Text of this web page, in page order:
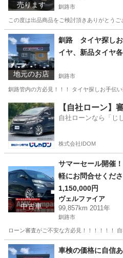
売ります 釧路市
この度は出品商品をご検討頂きありが
北海道 釧路市 タイヤ、ホイール
地元のお店
釧路 タイヤ探し
イヤ、新品タイヤ
釧路市
釧路管内の方必見！！！ タイヤ探しお手
北海道 釧路市 その他 北海道
【自社ローン】
自社ローンなら「じ
株式会社IDOM
中古車
サマーセール開催
軽にお問合せくだ
です！お気軽にご
タ ヴェルファイア 2.4 Z プラチナ
ンⅡ ４WD
1,150,000円
ヴェルファイア
99,857km 2011年
釧路市
ローン審査がご不安な方必見！！！！！！
北海道 釧路市 ヴェルファイア
車検の価格に自信